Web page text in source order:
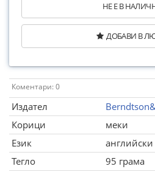
НЕ Е В
ДОБАВИ В
Коментари: 0
Издател
Корици
меки
Език
английски
Тегло
95 грама